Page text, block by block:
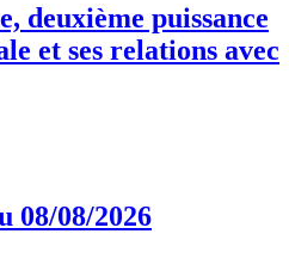
deuxième puissance
et ses relations avec
08/08/2026